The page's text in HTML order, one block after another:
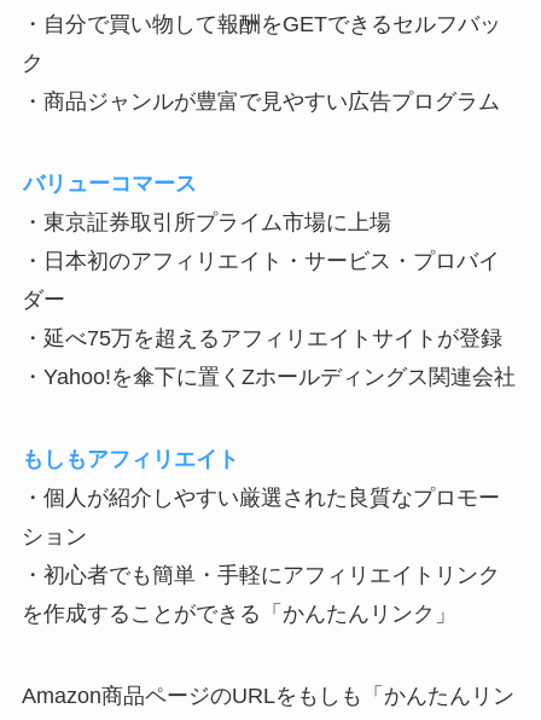
・自分で買い物して報酬をGETできるセルフバッ
ク
・商品ジャンルが豊富で見やすい広告プログラム
バリューコマース
・東京証券取引所プライム市場に上場
・日本初のアフィリエイト・サービス・プロバイ
ダー
・延べ75万を超えるアフィリエイトサイトが登録
・Yahoo!を傘下に置くZホールディングス関連会社
もしもアフィリエイト
・個人が紹介しやすい厳選された良質なプロモー
ション
・初心者でも簡単・手軽にアフィリエイトリンク
を作成することができる「かんたんリンク」
Amazon商品ページのURLをもしも「かんたんリン